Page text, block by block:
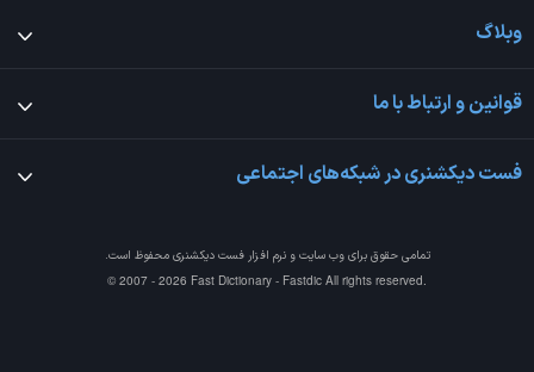
وبلاگ
قوانین و ارتباط با ما
فست دیکشنری در شبکه‌های اجتماعی
تمامی حقوق برای وب سایت و نرم افزارفست دیکشنری محفوظ است.
© 2007 - 2026 Fast Dictionary - Fastdic All rights reserved.